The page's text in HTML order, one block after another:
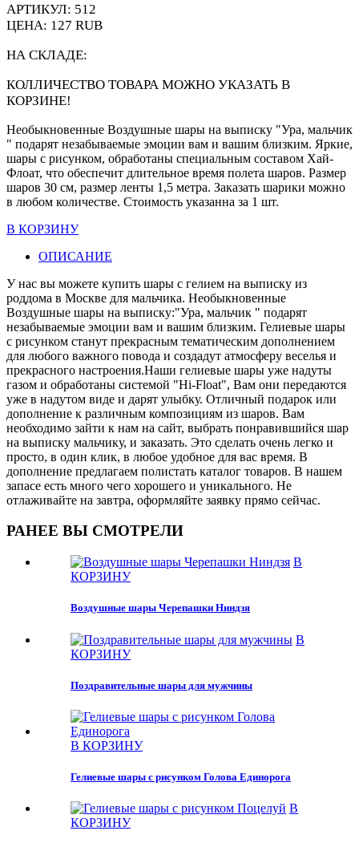
АРТИКУЛ: 512
ЦЕНА: 127 RUB
НА СКЛАДЕ:
КОЛЛИЧЕСТВО ТОВАРА МОЖНО УКАЗАТЬ В
КОРЗИНЕ!
Необыкновенные Воздушные шары на выписку "Ура, мальчик
" подарят незабываемые эмоции вам и вашим близким. Яркие,
шары с рисунком, обработаны специальным составом Хай-
Флоат, что обеспечит длительное время полета шаров. Размер
шаров 30 см, размер ленты 1,5 метра. Заказать шарики можно
в любом количестве. Стоимость указанна за 1 шт.
В КОРЗИНУ
ОПИСАНИЕ
У нас вы можете купить шары с гелием на выписку из
роддома в Москве для мальчика. Необыкновенные
Воздушные шары на выписку:"Ура, мальчик " подарят
незабываемые эмоции вам и вашим близким. Гелиевые шары
с рисунком станут прекрасным тематическим дополнением
для любого важного повода и создадут атмосферу веселья и
прекрасного настроения.Наши гелиевые шары уже надуты
газом и обработаны системой "Hi-Float", Вам они передаются
уже в надутом виде и дарят улыбку. Отличный подарок или
дополнение к различным композициям из шаров. Вам
необходимо зайти к нам на сайт, выбрать понравившийся шар
на выписку мальчику, и заказать. Это сделать очень легко и
просто, в один клик, в любое удобное для вас время. В
дополнение предлагаем полистать каталог товаров. В нашем
запасе есть много чего хорошего и уникального. Не
отлаживайте на завтра, оформляйте заявку прямо сейчас.
РАНЕЕ ВЫ СМОТРЕЛИ
В
КОРЗИНУ
Воздушные шары Черепашки Ниндзя
В
КОРЗИНУ
Поздравительные шары для мужчины
В КОРЗИНУ
Гелиевые шары с рисунком Голова Единорога
В
КОРЗИНУ